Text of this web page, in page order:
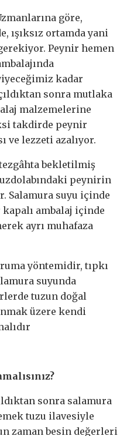
göre,
ışıksız ortamda yani
Peynir hemen
kadar
sonra mutlaka
malzemelerine
takdirde peynir
ve lezzeti azalıyor.
tezgâhta bekletilmiş
peynirin
Salamura suyu içinde
ambalaj içinde
ayrı muhafaza
yöntemidir, tıpkı
suyunda
tuzun doğal
üzere kendi
sonra salamura
tuzu ilavesiyle
zaman besin değerleri